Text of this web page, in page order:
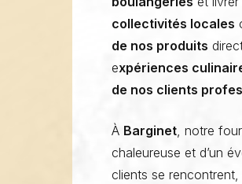
collectivités locales
de nos produits
expériences
de nos clients
À Barginet, notre
chaleureuse et d’un
clients se